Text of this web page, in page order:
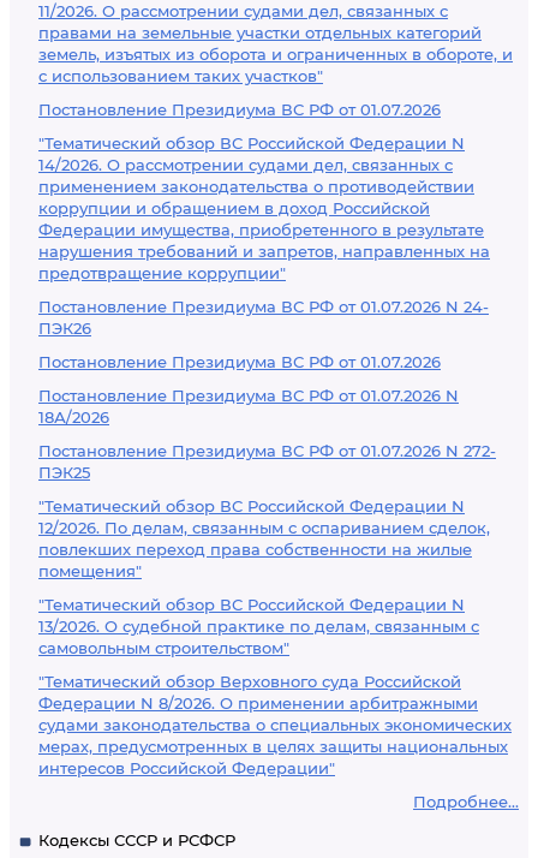
11/2026. О рассмотрении судами дел, связанных с
правами на земельные участки отдельных категорий
земель, изъятых из оборота и ограниченных в обороте, и
с использованием таких участков"
Постановление Президиума ВС РФ от 01.07.2026
"Тематический обзор ВС Российской Федерации N
14/2026. О рассмотрении судами дел, связанных с
применением законодательства о противодействии
коррупции и обращением в доход Российской
Федерации имущества, приобретенного в результате
нарушения требований и запретов, направленных на
предотвращение коррупции"
Постановление Президиума ВС РФ от 01.07.2026 N 24-
ПЭК26
Постановление Президиума ВС РФ от 01.07.2026
Постановление Президиума ВС РФ от 01.07.2026 N
18А/2026
Постановление Президиума ВС РФ от 01.07.2026 N 272-
ПЭК25
"Тематический обзор ВС Российской Федерации N
12/2026. По делам, связанным с оспариванием сделок,
повлекших переход права собственности на жилые
помещения"
"Тематический обзор ВС Российской Федерации N
13/2026. О судебной практике по делам, связанным с
самовольным строительством"
"Тематический обзор Верховного суда Российской
Федерации N 8/2026. О применении арбитражными
судами законодательства о специальных экономических
мерах, предусмотренных в целях защиты национальных
интересов Российской Федерации"
Подробнее...
Кодексы СССР и РСФСР